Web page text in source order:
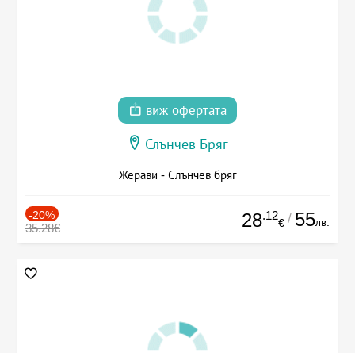
виж офертата
Слънчев Бряг
Жерави - Слънчев бряг
-20%
35.28€ 28.12
€ / 55лв.